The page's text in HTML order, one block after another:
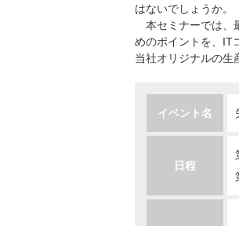
はないでしょうか。
本セミナーでは、
めのポイントを、IT
当社オリジナルの生
イベント名
日程